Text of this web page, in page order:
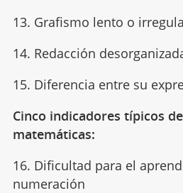
13. Grafismo lento o
14. Redacción
15. Diferencia entre su
Cinco indicadores típicos
matemáticas:
16. Dificultad para el
numeración